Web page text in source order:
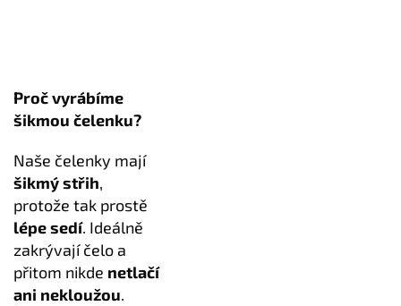
Proč vyrábíme
šikmou čelenku?
Naše čelenky mají
šikmý střih,
protože tak prostě
lépe sedí. Ideálně
zakrývají čelo a
přitom nikde netlačí
ani nekloužou.